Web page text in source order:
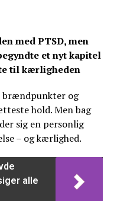
med PTSD, men
et nyt kapitel
til kærligheden
brændpunkter og
hold. Men bag
sig en personlig
– og kærlighed.
alle